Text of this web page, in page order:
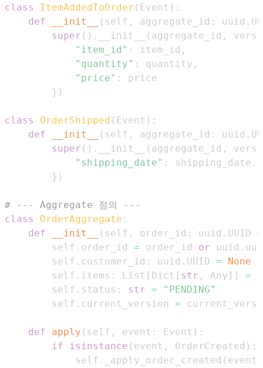
class ItemAddedToOrder ( Event ) :
def
__init__ ( self , aggregate_id : uuid .
super ( ) . __init__ ( aggregate_id ,
"item_id" : item_id ,
"quantity" : quantity ,
"price" :
} )
class OrderShipped ( Event ) :
def
__init__ ( self , aggregate_id : uuid .
super ( ) . __init__ ( aggregate_id ,
"shipping_date" : shipping_date .
} )
# --- Aggregate 정의 ---
class
OrderAggregate :
def
__init__ ( self , order_id : uuid . UUID =
        self
. order_id = order_id or uuid .
        self
. customer_id : uuid . UUID =
None
        self
. items : List [ Dict [ str , Any ] ] =
        self
. status : str =
"PENDING"
        self
. current_version =
def apply ( self , event : Event ) :
if
isinstance ( event , OrderCreated ) :
            self
. _apply_order_created ( event